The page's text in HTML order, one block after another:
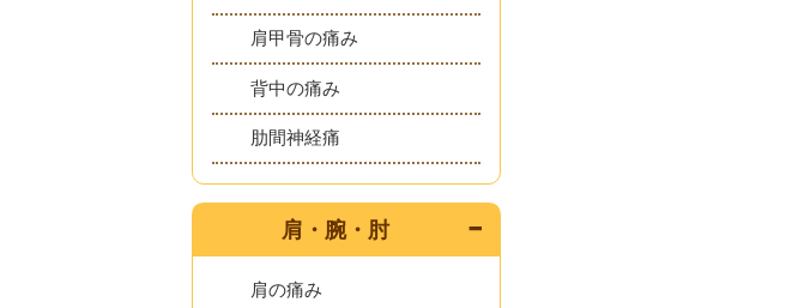
肩甲骨の痛み
背中の痛み
肋間神経痛
肩・腕・肘
肩の痛み